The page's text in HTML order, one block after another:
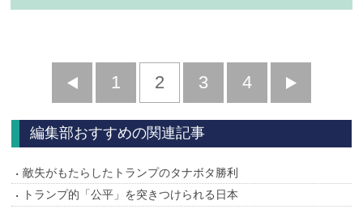
前
へ
1 2 3 4
へ
編集部おすすめの関連記事
敵失がもたらしたトランプのタナボタ勝利
トランプ的「公平」を突きつけられる日本